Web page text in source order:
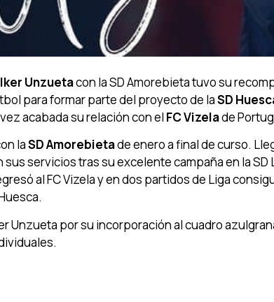
Iker Unzuetacon la SD Amorebieta tuvo su
para formar parte del proyecto de laSD
acabada su relación con el FC Vizelade
laSD Amorebietade enero a final de curso.
servicios tras su excelente campaña en la SD
al FC Vizela y en dos partidos de Liga
Unzueta por su incorporación al cuadro